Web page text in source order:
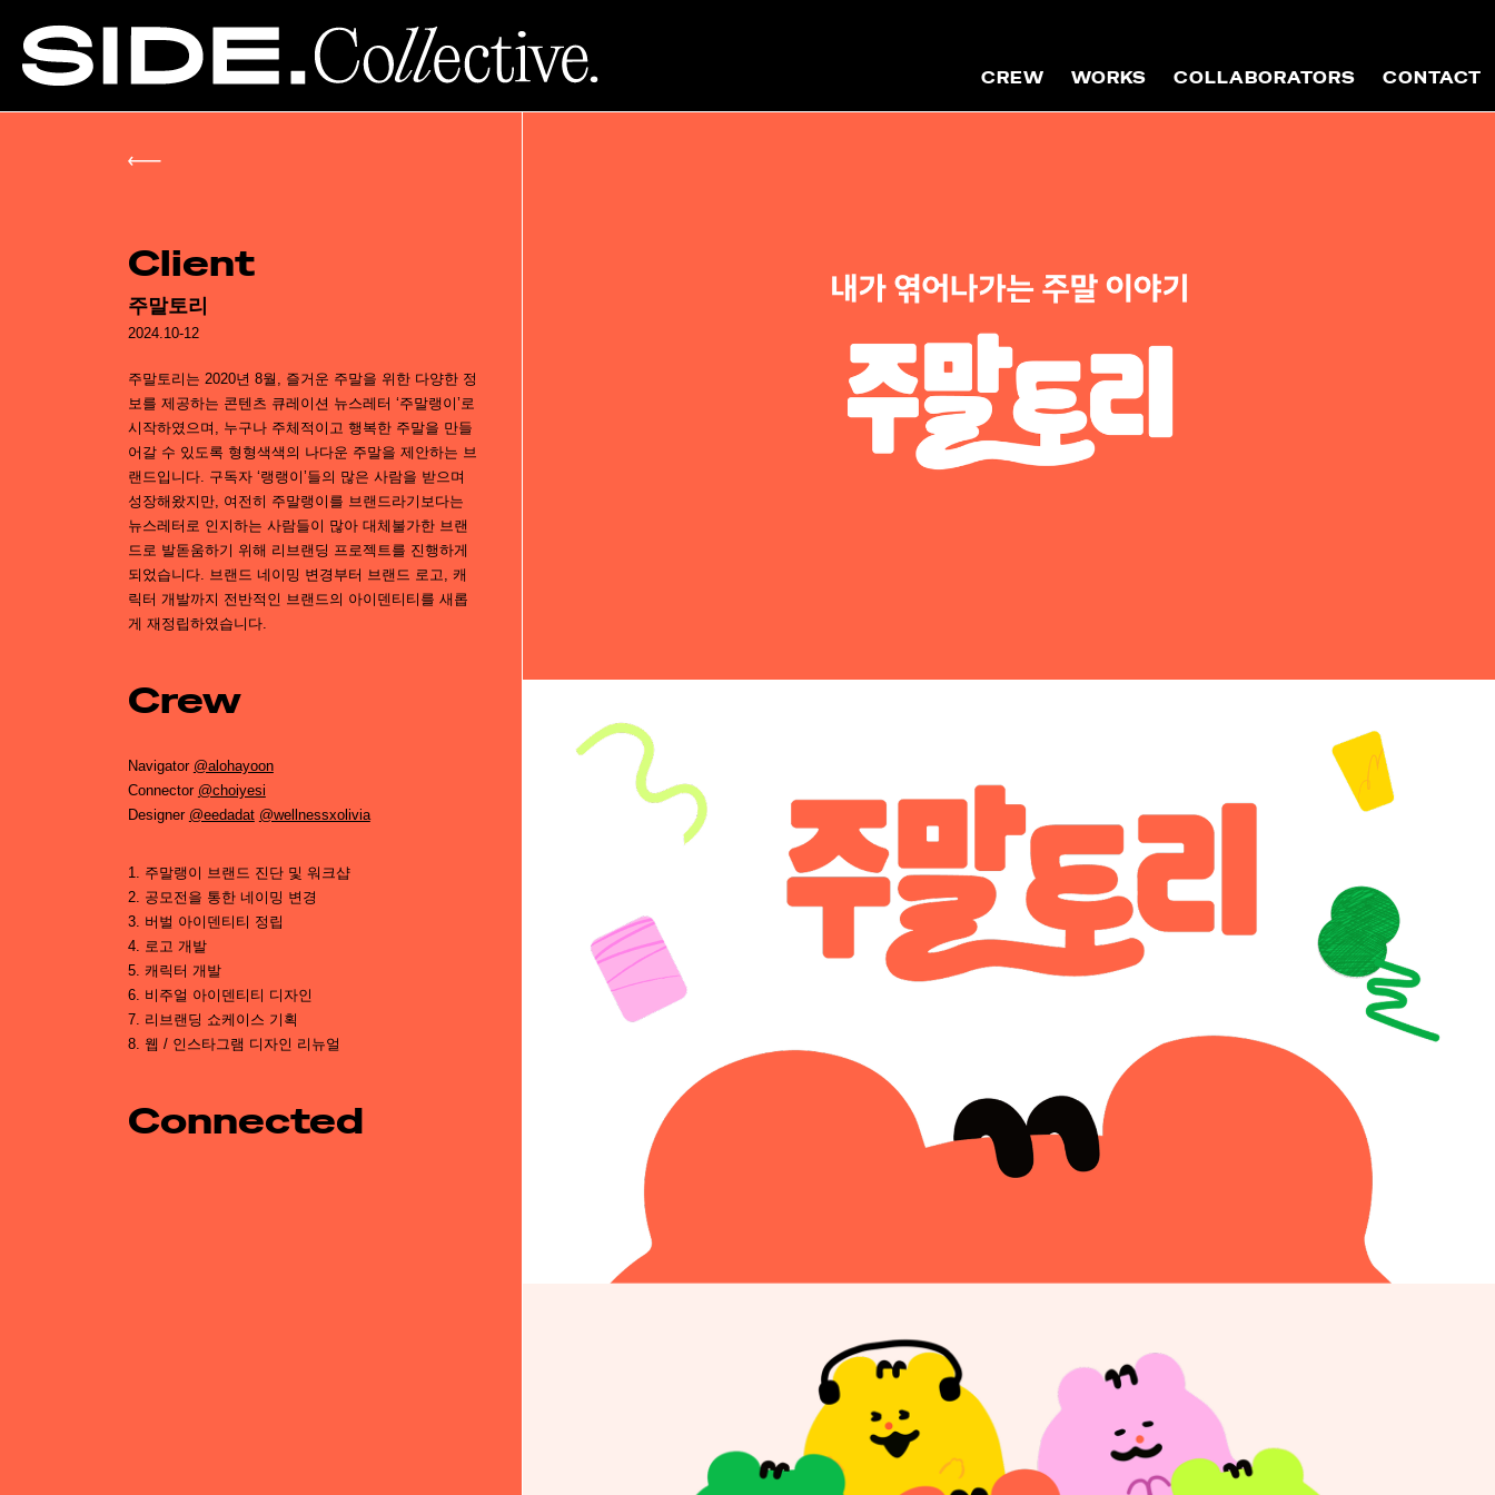
CREW WORKS COLLABORATORS CONTACT
Client
주말토리
2024.10-12
주말토리는 2020년 8월, 즐거운 주말을 위한 다양한 정
보를 제공하는 콘텐츠 큐레이션 뉴스레터 ‘주말랭이’로
시작하였으며, 누구나 주체적이고 행복한 주말을 만들
어갈 수 있도록 형형색색의 나다운 주말을 제안하는 브
랜드입니다. 구독자 ‘랭랭이’들의 많은 사람을 받으며
성장해왔지만, 여전히 주말랭이를 브랜드라기보다는
뉴스레터로 인지하는 사람들이 많아 대체불가한 브랜
드로 발돋움하기 위해 리브랜딩 프로젝트를 진행하게
되었습니다. 브랜드 네이밍 변경부터 브랜드 로고, 캐
릭터 개발까지 전반적인 브랜드의 아이덴티티를 새롭
게 재정립하였습니다.
Crew
Navigator @alohayoon
Connector @choiyesi
Designer @eedadat @wellnessxolivia
1. 주말랭이 브랜드 진단 및 워크샵
2. 공모전을 통한 네이밍 변경
3. 버벌 아이덴티티 정립
4. 로고 개발
5. 캐릭터 개발
6. 비주얼 아이덴티티 디자인
7. 리브랜딩 쇼케이스 기획
8. 웹 / 인스타그램 디자인 리뉴얼
Connected